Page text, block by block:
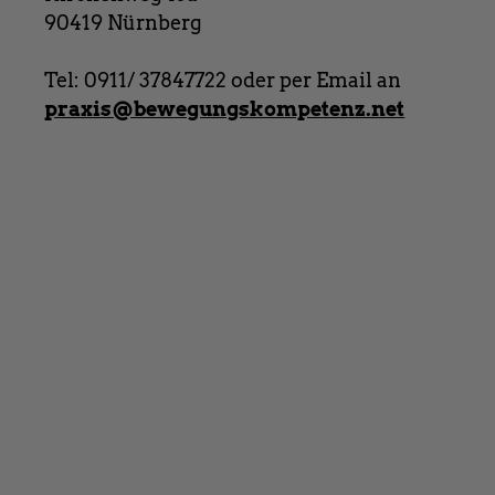
90419 Nürnberg
Tel: 0911/ 37847722 oder per Email an
praxis@bewegungskompetenz.net